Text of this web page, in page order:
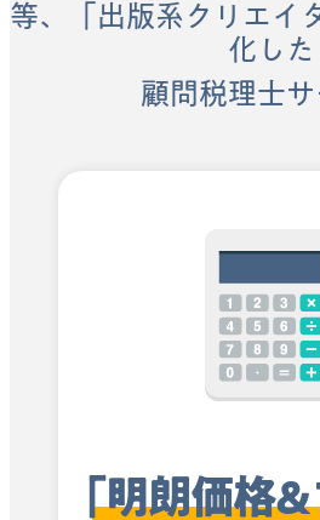
等、「出版系クリエイ
化した
顧問税理士
「明朗価格